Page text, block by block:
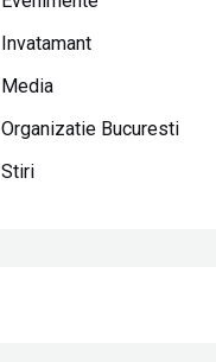
Invatamant
Media
Organizatie Bucuresti
Stiri